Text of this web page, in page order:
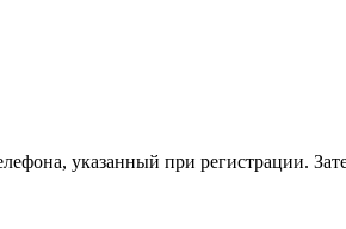
указанный при регистрации.